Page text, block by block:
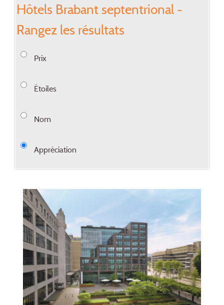
Hôtels Brabant septentrional -
Rangez les résultats
Prix
Étoiles
Nom
Appréciation